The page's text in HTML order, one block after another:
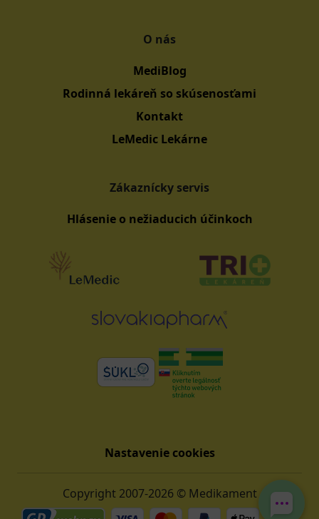
O nás
MediBlog
Rodinná lekáreň so skúsenosťami
Kontakt
LeMedic Lekárne
Zákaznícky servis
Hlásenie o nežiaducich účinkoch
Nastavenie cookies
Copyright 2007-2026 © Medikament